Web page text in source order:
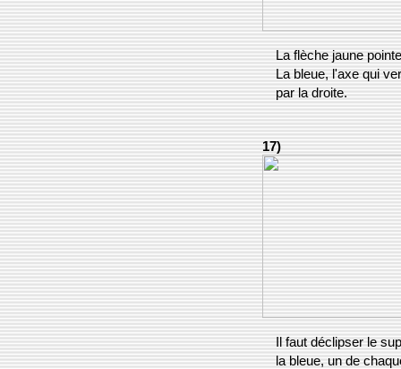
La flèche jaune
La bleue, l'axe qui
par la droite.
17)
Il faut déclipser le
la bleue, un de